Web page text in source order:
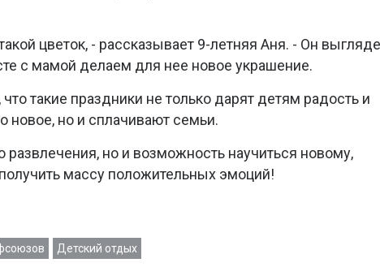
цветок, - рассказывает 9-летняя Аня. - Он
с мамой делаем для нее новое украшение.
такие праздники не только дарят детям радость и
новое, но и сплачивают семьи.
развлечения, но и возможность научиться новому,
массу положительных эмоций!
Детский отдых